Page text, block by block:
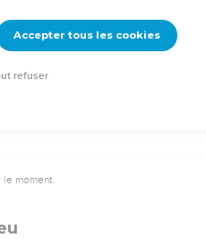
et qui disait dans son cœur :
! Tous ceux qui
moment.
Accepter tous les cookies
refuser